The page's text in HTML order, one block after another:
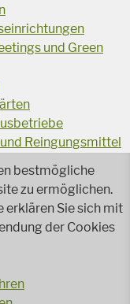
und Green
Reingungsmittel
Effizienz
bestmögliche
zu ermöglichen.
erklären Sie sich mit
der Cookies